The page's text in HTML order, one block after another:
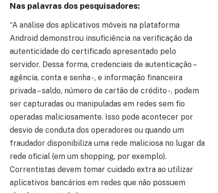
Nas palavras dos pesquisadores:
“A análise dos aplicativos móveis na plataforma
Android demonstrou insuficiência na verificação da
autenticidade do certificado apresentado pelo
servidor. Dessa forma, credenciais de autenticação –
agência, conta e senha -, e informação financeira
privada – saldo, número de cartão de crédito -, podem
ser capturadas ou manipuladas em redes sem fio
operadas maliciosamente. Isso pode acontecer por
desvio de conduta dos operadores ou quando um
fraudador disponibiliza uma rede maliciosa no lugar da
rede oficial (em um shopping, por exemplo).
Correntistas devem tomar cuidado extra ao utilizar
aplicativos bancários em redes que não possuem